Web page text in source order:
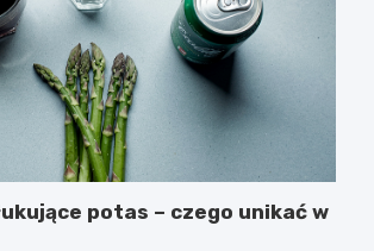
potas – czego unikać w